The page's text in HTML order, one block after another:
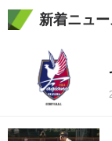
新着ニュー